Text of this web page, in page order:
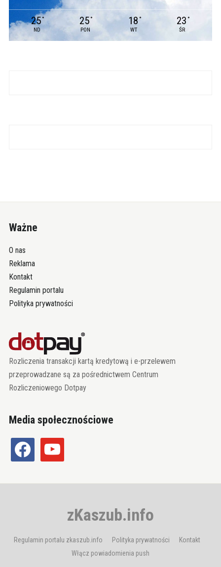
25 °
ND
25 °
PON
18 °
WT
23 °
ŚR
Ważne
O nas
Reklama
Kontakt
Regulamin portalu
Polityka prywatności
Rozliczenia transakcji kartą kredytową i e-przelewem
przeprowadzane są za pośrednictwem Centrum
Rozliczeniowego Dotpay
Media społecznościowe
facebook youtube
zKaszub.info
Regulamin portalu zkaszub.info Polityka prywatności
Kontakt
Włącz powiadomienia push